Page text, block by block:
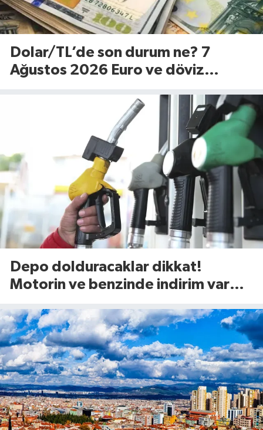
Dolar/TL’de son durum ne? 7
Ağustos 2026 Euro ve döviz
Depo dolduracaklar dikkat!
Motorin ve benzinde indirim var